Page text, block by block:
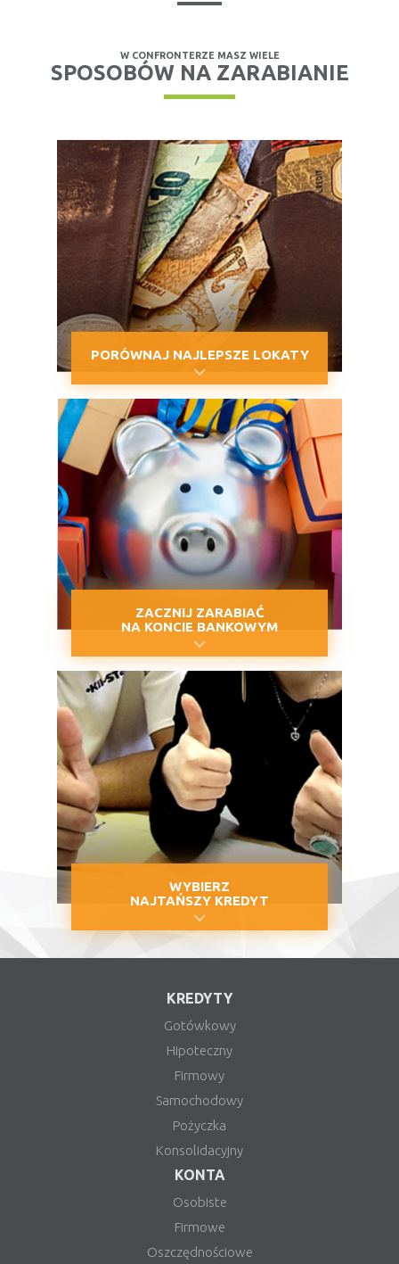
W CONFRONTERZE MASZ WIELE
SPOSOBÓW NA ZARABIANIE
PORÓWNAJ NAJLEPSZE LOKATY
ZACZNIJ ZARABIAĆ
NA KONCIE BANKOWYM
WYBIERZ
NAJTAŃSZY KREDYT
KREDYTY
Gotówkowy
Hipoteczny
Firmowy
Samochodowy
Pożyczka
Konsolidacyjny
KONTA
Osobiste
Firmowe
Oszczędnościowe